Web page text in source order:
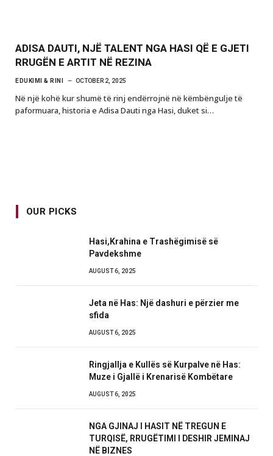
ADISA DAUTI, NJË TALENT NGA HASI QË E GJETI
RRUGËN E ARTIT NË REZINA
EDUKIMI & RINI OCTOBER 2, 2025
Në një kohë kur shumë të rinj endërrojnë në këmbëngulje të
paformuara, historia e Adisa Dauti nga Hasi, duket si…
OUR PICKS
Hasi,Krahina e Trashëgimisë së
Pavdekshme
AUGUST 6, 2025
Jeta në Has: Një dashuri e përzier me
sfida
AUGUST 6, 2025
Ringjallja e Kullës së Kurpalve në Has:
Muze i Gjallë i Krenarisë Kombëtare
AUGUST 6, 2025
NGA GJINAJ I HASIT NË TREGUN E
TURQISË, RRUGËTIMI I DESHIR JEMINAJ
NË BIZNES